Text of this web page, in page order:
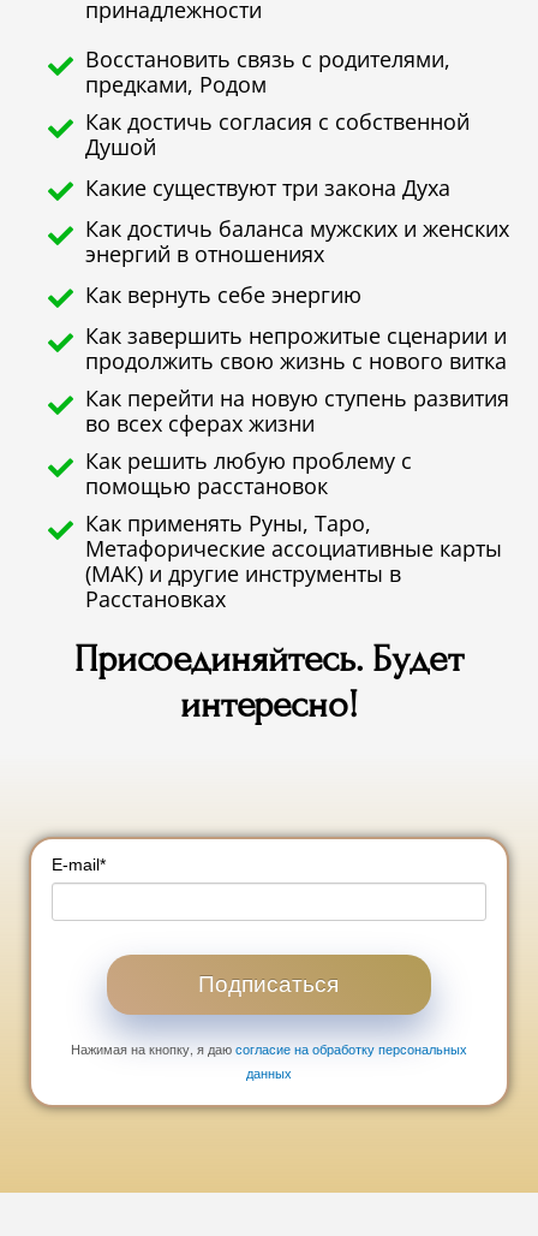
принадлежности
Восстановить связь с родителями,
предками, Родом
Как достичь согласия с собственной
Душой
Какие существуют три закона Духа
Как достичь баланса мужских и женских
энергий в отношениях
Как вернуть себе энергию
Как завершить непрожитые сценарии и
продолжить свою жизнь с нового витка
Как перейти на новую ступень развития
во всех сферах жизни
Как решить любую проблему с
помощью расстановок
Как применять Руны, Таро,
Метафорические ассоциативные карты
(МАК) и другие инструменты в
Расстановках
Присоединяйтесь. Будет
интересно!
E-mail*
Подписаться
Нажимая на кнопку, я даюсогласие на обработку персональных
данных